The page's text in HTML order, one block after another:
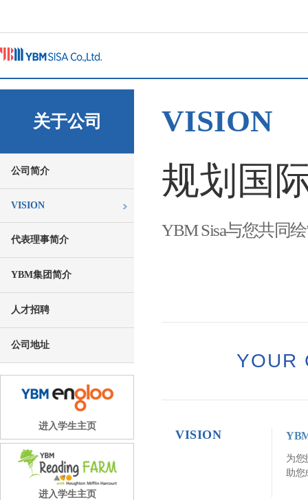
关于公司
公司简介
VISION
代表理事简介
YBM集团简介
人才招聘
公司地址
进入学生主页
进入学生主页
VISION
规划国
YBM Sisa与您共同
YOUR
VISION
为您
助您